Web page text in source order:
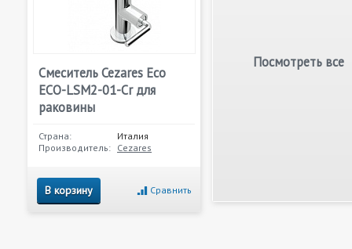
Смеситель Cezares Eco
ECO-LSM2-01-Cr для
раковины
Страна:
Италия
Производитель: Cezares
В корзину Сравнить
Посмотреть все